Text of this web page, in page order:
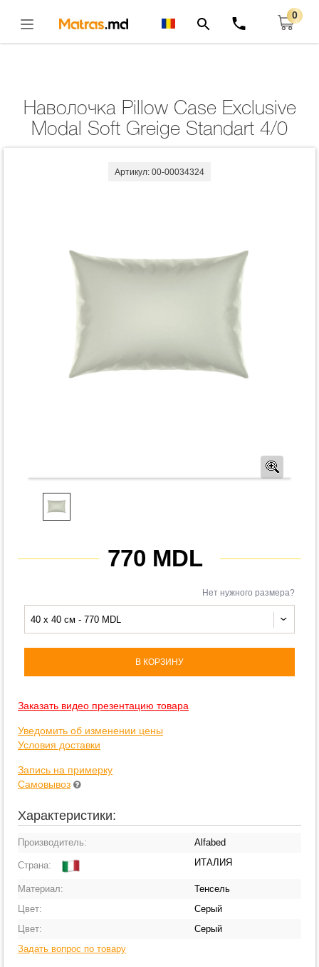
0
Наволочка Pillow Case Exclusive Modal Soft Greige
Standart 4/0
Наволочка Pillow Case Exclusive
Modal Soft Greige Standart 4/0
Артикул: 00-00034324
770 MDL
Нет нужного размера?
40 x 40 см - 770 MDL
В КОРЗИНУ
Заказать видео презентацию товара
Уведомить об изменении цены
Условия доставки
Запись на примерку
Самовывоз
Характеристики:
Производитель: Alfabed
Страна: ИТАЛИЯ
Материал:
Тенсель
Цвет:
Серый
Цвет:
Серый
Задать вопрос по товару